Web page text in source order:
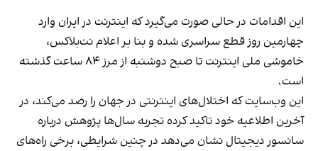
این اقدامات در حالی صورت می‌گیرد که اینترنت در ایران وارد
چهارمین روز قطع سراسری شده و بنا بر اعلام نت‌بلاکس،
خاموشی ملی اینترنت تا صبح دوشنبه از مرز ۸۴ ساعت گذشته
است.
این وب‌سایت که اختلال‌های اینترنتی در جهان را رصد می‌کند، در
آخرین اطلاعیه خود تاکید کرده تجربه سال‌ها پژوهش درباره
سانسور دیجیتال نشان می‌دهد در چنین شرایطی، برخی راه‌های